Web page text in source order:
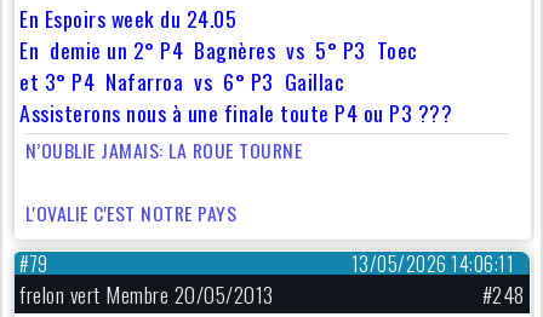
En Espoirs week du 24.05
En demie un 2° P4 Bagnères vs 5° P3 Toec
et 3° P4 Nafarroa vs 6° P3 Gaillac
Assisterons nous à une finale toute P4 ou P3 ???
N’OUBLIE JAMAIS: LA ROUE TOURNE
L'OVALIE C'EST NOTRE PAYS
13/05/2026 14:06:11
#79
frelon vert Membre 20/05/2013
#248